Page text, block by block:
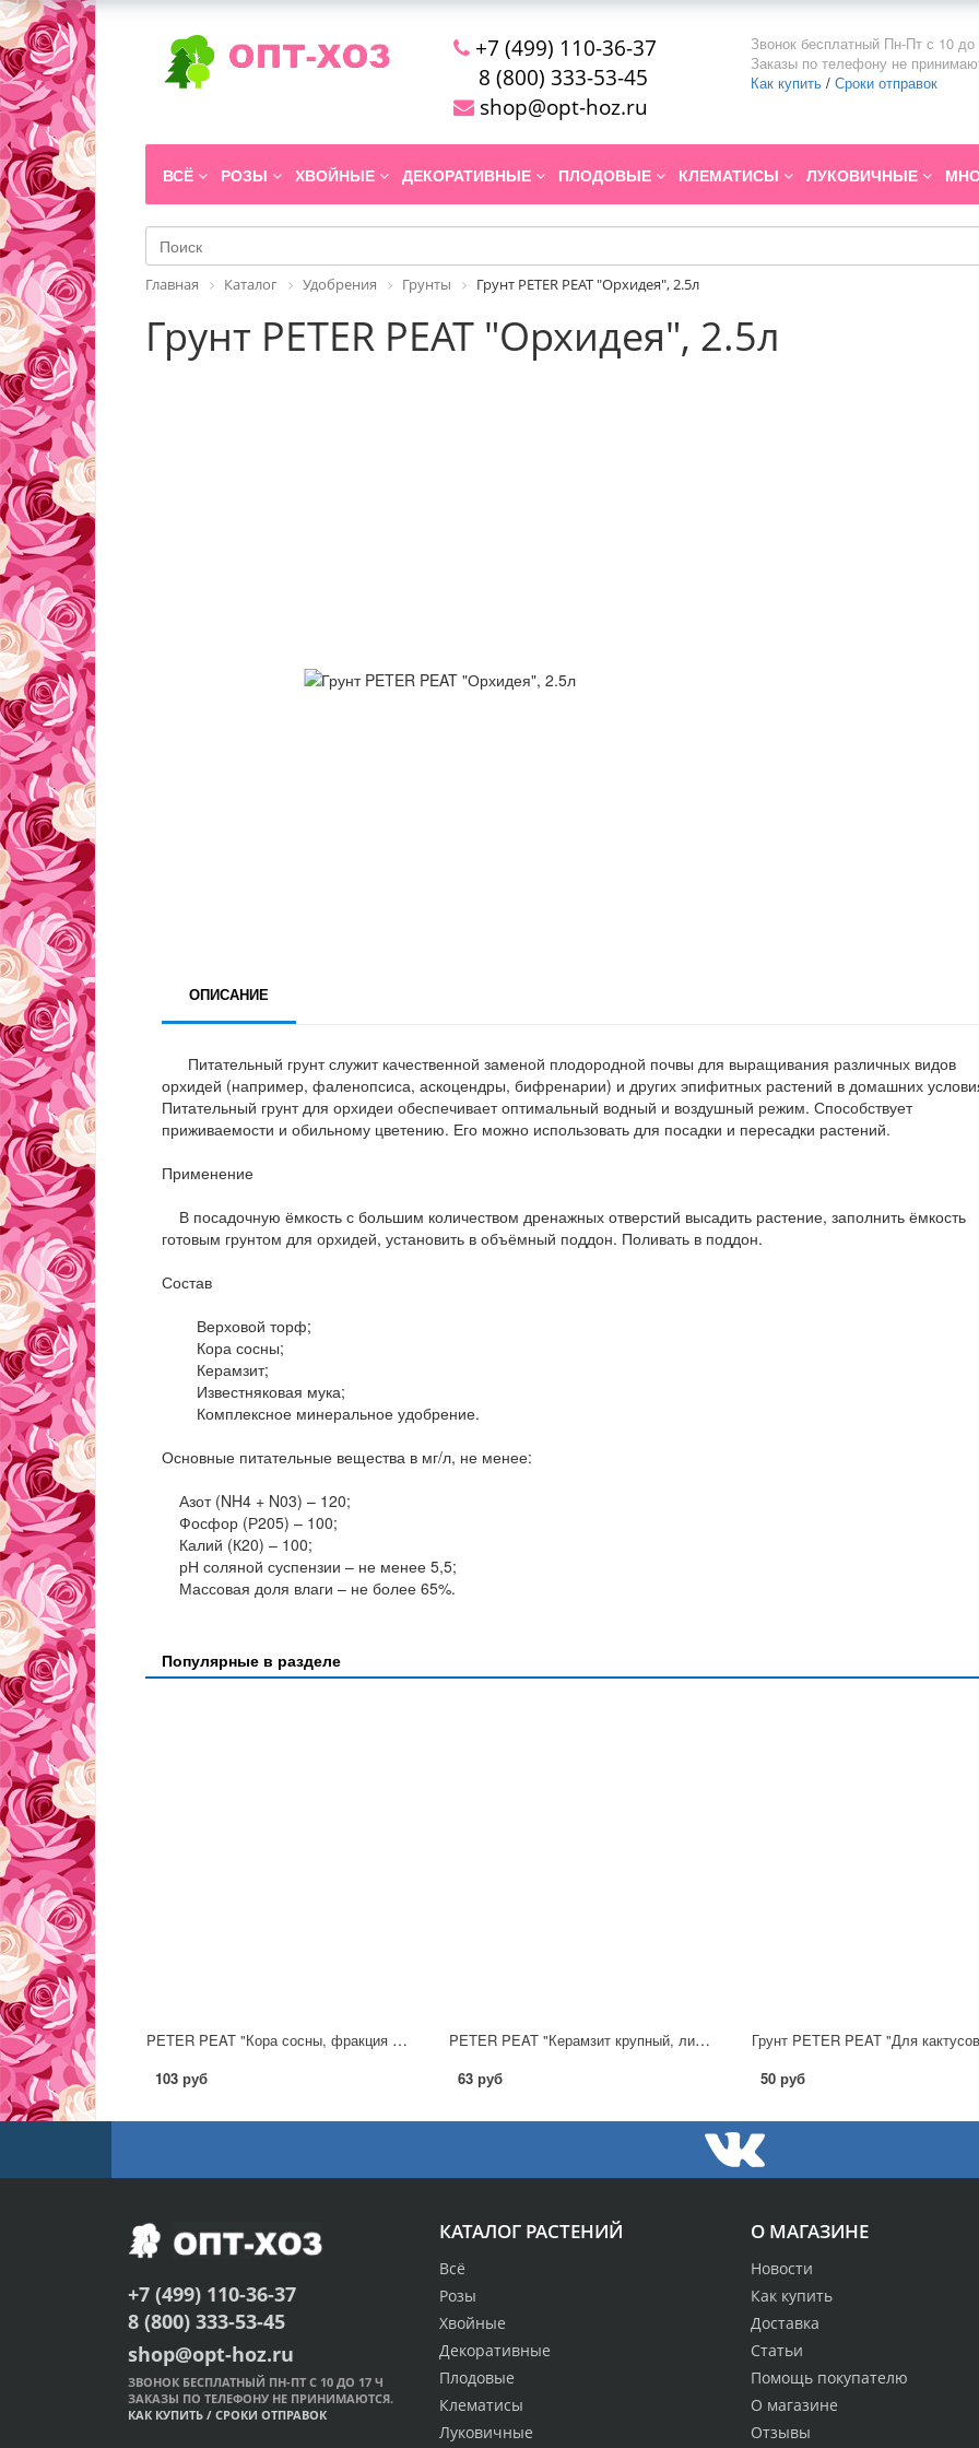
+7 (499) 110-36-37
8 (800) 333-53-45
shop@opt-hoz.ru
Звонок бесплатный Пн-Пт с 10 до
Заказы по телефону не
Как купить / Сроки отправок
ВСЁ РОЗЫ ХВОЙНЫЕ ДЕКОРАТИВНЫЕ ПЛОДОВЫЕ КЛЕМАТИСЫ ЛУКОВИЧНЫЕ
Главная Каталог Удобрения Грунты Грунт PETER PEAT "Орхидея", 2.5л
Грунт PETER PEAT "Орхидея", 2.5л
ОПИСАНИЕ
Питательный грунт служит качественной заменой плодородной почвы для выращивания различных видов
орхидей (например, фаленопсиса, аскоцендры, бифренарии) и других эпифитных растений в домашних
Питательный грунт для орхидеи обеспечивает оптимальный водный и воздушный режим. Способствует
приживаемости и обильному цветению. Его можно использовать для посадки и пересадки растений.
Применение
В посадочную ёмкость с большим количеством дренажных отверстий высадить растение, заполнить ёмкость
готовым грунтом для орхидей, установить в объёмный поддон. Поливать в поддон.
Состав
Верховой торф;
Кора сосны;
Керамзит;
Известняковая мука;
Комплексное минеральное удобрение.
Основные питательные вещества в мг/л, не менее:
Азот (NH4 + N03) – 120;
Фосфор (Р205) – 100;
Калий (К20) – 100;
рН соляной суспензии – не менее 5,5;
Массовая доля влаги – не более 65%.
Популярные в разделе
PETER PEAT "Кора сосны, фракция 5-25 мм", 2л
103 руб
PETER PEAT "Керамзит крупный, линия Вита", 2л
63 руб 50 руб
О МАГАЗИНЕ
Новости
Как купить
Доставка
Статьи
Помощь покупателю
О магазине
Отзывы
КАТАЛОГ РАСТЕНИЙ
Всё
Розы
Хвойные
Декоративные
Плодовые
Клематисы
Луковичные
+7 (499) 110-36-37
8 (800) 333-53-45
shop@opt-hoz.ru
ЗВОНОК БЕСПЛАТНЫЙ ПН-ПТ С 10 ДО 17 Ч
ЗАКАЗЫ ПО ТЕЛЕФОНУ НЕ ПРИНИМАЮТСЯ.
КАК КУПИТЬ / СРОКИ ОТПРАВОК